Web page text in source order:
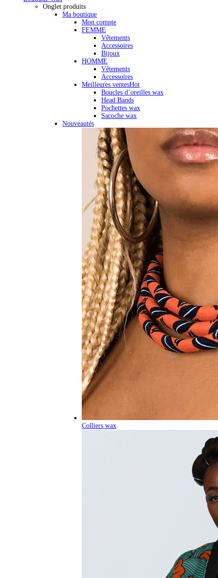
Onglet produits
Ma boutique
Mon compte
FEMME
Vêtements
Accessoires
Bijoux
HOMME
Vêtements
Accessoires
Meilleures ventesHot
Boucles d’oreilles wax
Head Bands
Pochettes wax
Sacoche wax
Nouveautés
Colliers wax